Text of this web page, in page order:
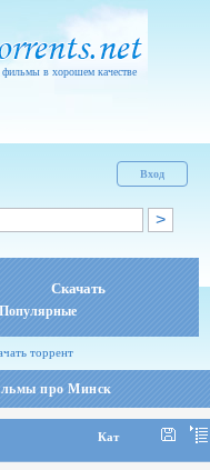
в хорошем качестве
Вход
Скачать
Популярные
торрент
про Минск
Кат